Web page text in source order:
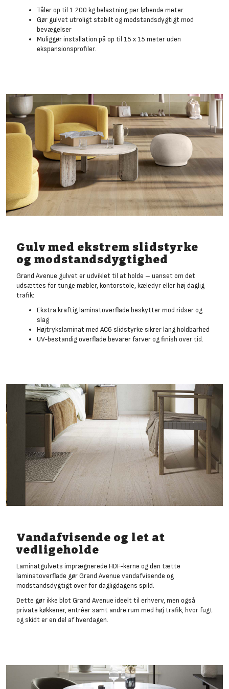
Tåler op til 1.200 kg belastning per løbende meter.
Gør gulvet utroligt stabilt og modstandsdygtigt mod
bevægelser
Muliggør installation på op til 15 x 15 meter uden
ekspansionsprofiler.
Gulv med ekstrem slidstyrke
og modstandsdygtighed
Grand Avenue gulvet er udviklet til at holde – uanset om det
udsættes for tunge møbler, kontorstole, kæledyr eller høj daglig
trafik:
Ekstra kraftig laminatoverflade beskytter mod ridser og
slag
Højtrykslaminat med AC6 slidstyrke sikrer lang holdbarhed
UV-bestandig overflade bevarer farver og finish over tid.
Vandafvisende og let at
vedligeholde
Laminatgulvets imprægnerede HDF-kerne og den tætte
laminatoverflade gør Grand Avenue vandafvisende og
modstandsdygtigt over for dagligdagens spild.
Dette gør ikke blot Grand Avenue ideelt til erhverv, men også
private køkkener, entréer samt andre rum med høj trafik, hvor fugt
og skidt er en del af hverdagen.